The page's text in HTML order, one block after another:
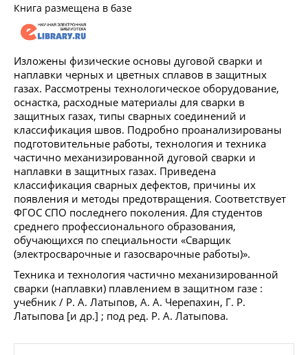
Книга размещена в базе
Изложены физические основы дуговой сварки и
наплавки черных и цветных сплавов в защитных
газах. Рассмотрены технологическое оборудование,
оснастка, расходные материалы для сварки в
защитных газах, типы сварных соединений и
классификация швов. Подробно проанализированы
подготовительные работы, технология и техника
частично механизированной дуговой сварки и
наплавки в защитных газах. Приведена
классификация сварных дефектов, причины их
появления и методы предотвращения. Соответствует
ФГОС СПО последнего поколения. Для студентов
среднего профессионального образования,
обучающихся по специальности «Сварщик
(электросварочные и газосварочные работы)».
Техника и технология частично механизированной
сварки (наплавки) плавлением в защитном газе :
учебник / Р. А. Латыпов, А. А. Черепахин, Г. Р.
Латыпова [и др.] ; под ред. Р. А. Латыпова.